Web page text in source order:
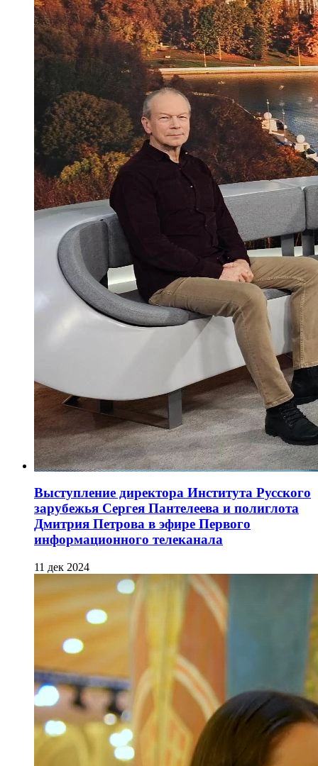
Выступление директора Института Русского
зарубежья Сергея Пантелеева и полиглота
Дмитрия Петрова в эфире Первого
информационного телеканала
11 дек 2024